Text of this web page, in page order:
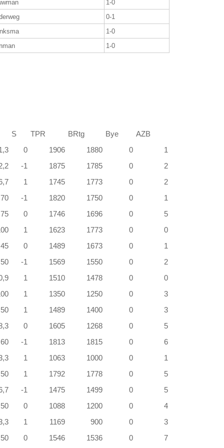
1-0
0-1
1-0
1-0
S TPR BRtg Bye
AZB
0 1906 1880 0
1
-1 1875 1785 0
2
1 1745 1773 0
2
70 -1 1820 1750 0
1
75 0 1746 1696 0
5
1 1623 1773 0
0
45 0 1489 1673 0
1
50 -1 1569 1550 0
2
1 1510 1478 0
0
1 1350 1250 0
3
50 1 1489 1400 0
3
0 1605 1268 0
5
60 -1 1813 1815 0
6
1 1063 1000 0
1
50 1 1792 1778 0
5
-1 1475 1499 0
5
50 0 1088 1200 0
4
1 1169 900 0
3
50 0 1546 1536 0 7